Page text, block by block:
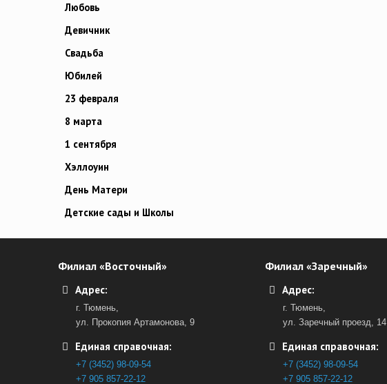
Любовь
Девичник
Свадьба
Юбилей
23 февраля
8 марта
1 сентября
Хэллоуин
День Матери
Детские сады и Школы
Филиал «Восточный»
Адрес:
г. Тюмень,
ул. Прокопия Артамонова, 9
Единая справочная:
+7 (3452) 98-09-54
+7 905 857-22-12
Филиал «Заречный»
Адрес:
г. Тюмень,
ул. Заречный проезд, 14
Единая справочная:
+7 (3452) 98-09-54
+7 905 857-22-12